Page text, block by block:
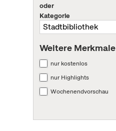
oder
Kategorie
Weitere Merkmale
nur kostenlos
nur Highlights
Wochenendvorschau